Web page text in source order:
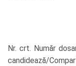
Nr. crt. Număr
candidează/